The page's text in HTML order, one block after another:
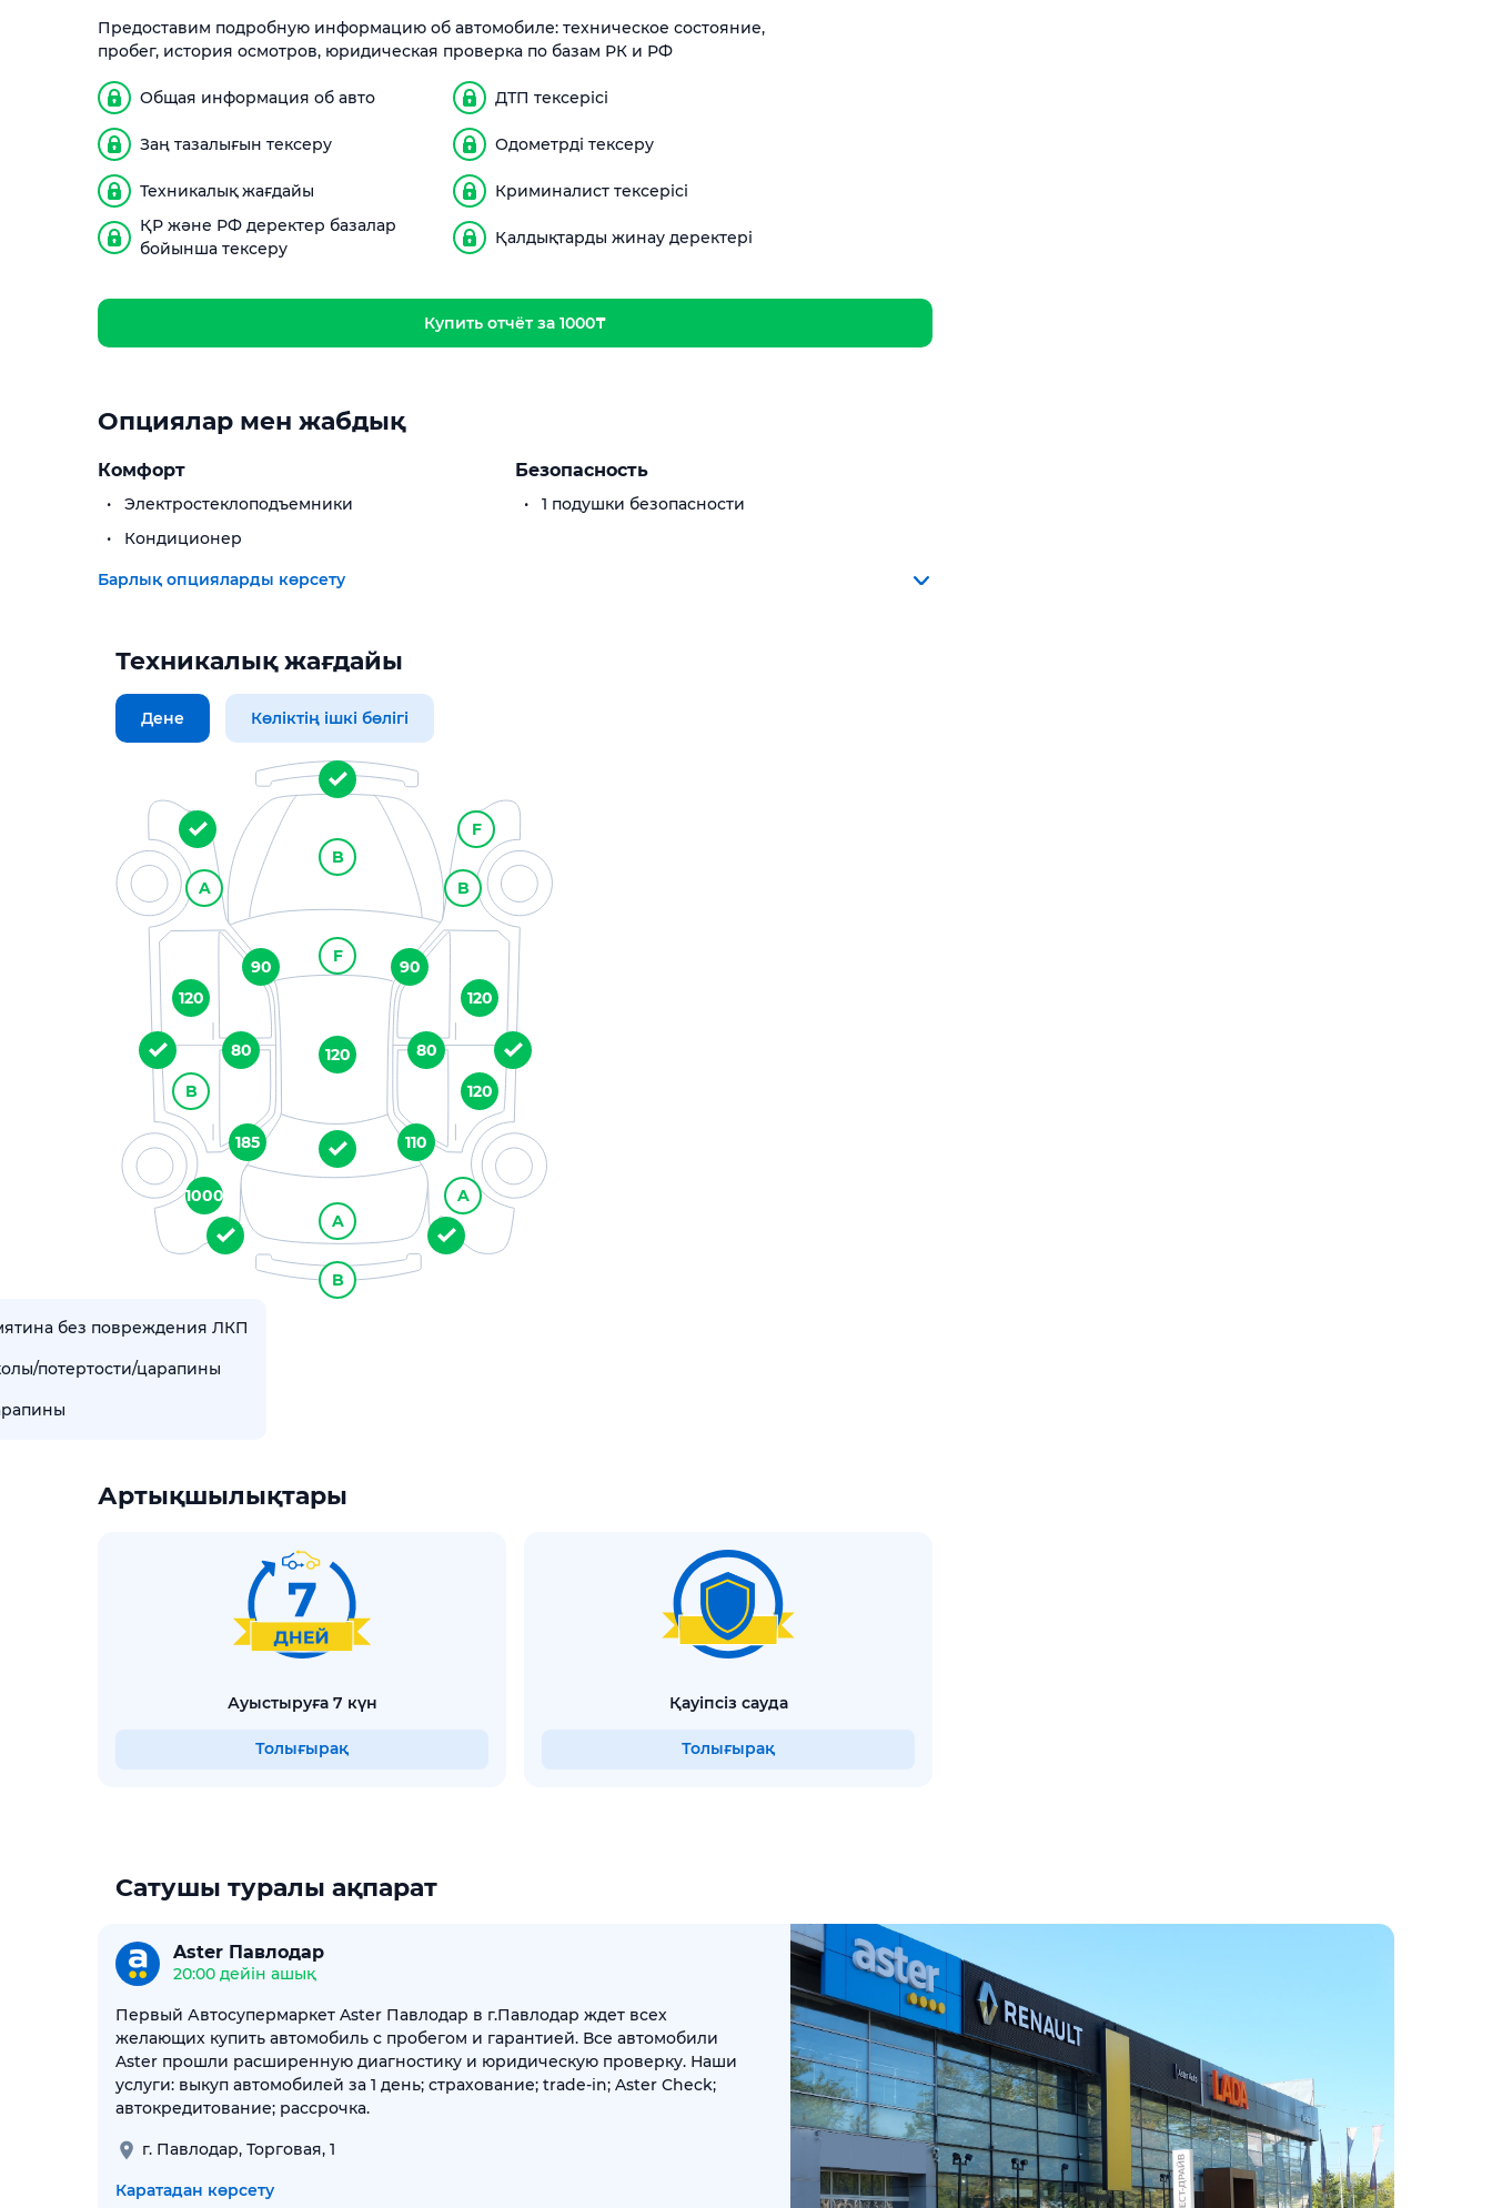
Предоставим подробную информацию об автомобиле: техническое состояние,
пробег, история осмотров, юридическая проверка по базам РК и РФ
Общая информация об авто ДТП тексерісі
Заң тазалығын тексеру Одометрді тексеру
Техникалық жағдайы
Криминалист тексерісі
ҚР және РФ деректер базалар
бойынша тексеру
Қалдықтарды жинау деректері
Купить отчёт за 1000₸
Опциялар мен жабдық
Комфорт
Электростеклоподъемники
Кондиционер
Безопасность
1 подушки безопасности
Барлық опцияларды көрсету
Техникалық жағдайы
Дене Көліктің ішкі бөлігі
B
F
120
A
B
A
90
120
80
B
185
1000
F
B
90
120
80
120
110
A
без повреждения ЛКП
потертости/царапины
Артықшылықтары
ауыстыруға 7 күн
Толығырақ
қауіпсіз сауда
Толығырақ
Сатушы туралы ақпарат
Aster Павлодар
20:00 дейін ашық
Первый Автосупермаркет Aster Павлодар в г.Павлодар ждет всех
желающих купить автомобиль с пробегом и гарантией. Все автомобили
Aster прошли расширенную диагностику и юридическую проверку. Наши
услуги: выкуп автомобилей за 1 день; страхование; trade-in; Aster Check;
автокредитование; рассрочка.
г. Павлодар, Торговая, 1
Каратадан көрсету